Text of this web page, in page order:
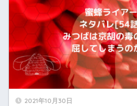
2021年10月30日